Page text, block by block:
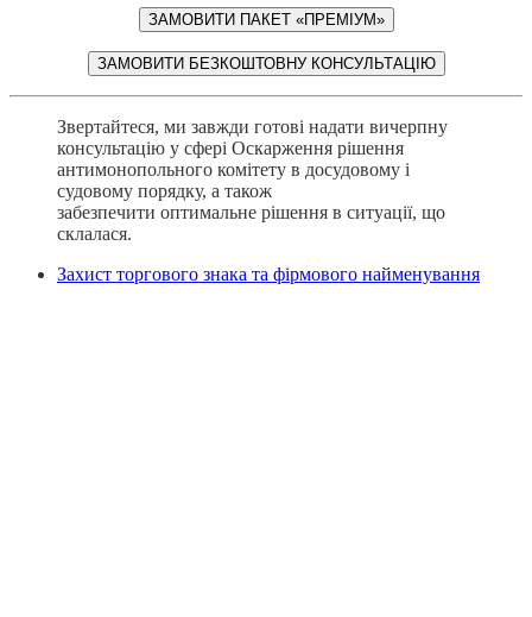
ЗАМОВИТИ ПАКЕТ «ПРЕМІУМ»
ЗАМОВИТИ БЕЗКОШТОВНУ КОНСУЛЬТАЦІЮ
Звертайтеся, ми завжди готові надати вичерпну
консультацію у сфері Оскарження рішення
антимонопольного комітету в досудовому і
судовому порядку, а також
забезпечити оптимальне рішення в ситуації, що
склалася.
Захист торгового знака та фірмового найменування